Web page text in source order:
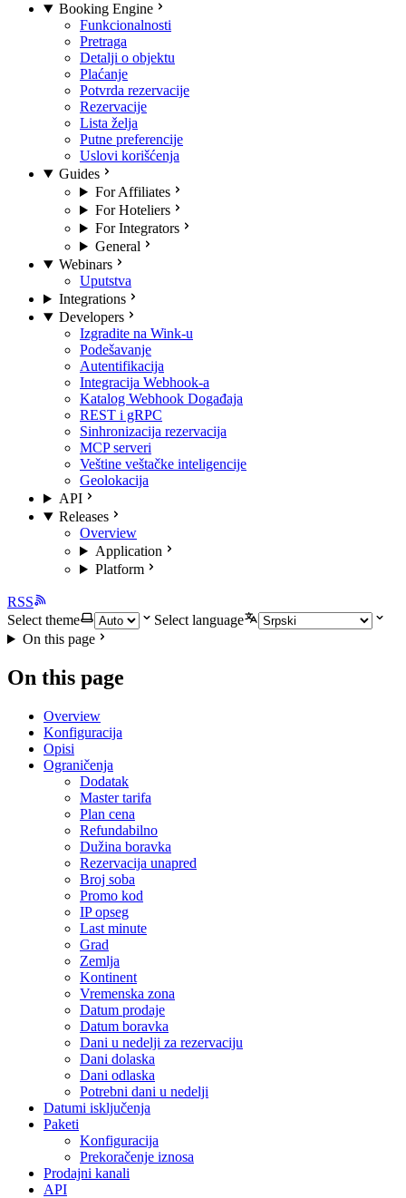
Booking Engine
Funkcionalnosti
Pretraga
Detalji o objektu
Plaćanje
Potvrda rezervacije
Rezervacije
Lista želja
Putne preferencije
Uslovi korišćenja
Guides
For Affiliates
For Hoteliers
For Integrators
General
Webinars
Uputstva
Integrations
Developers
Izgradite na Wink-u
Podešavanje
Autentifikacija
Integracija Webhook-a
Katalog Webhook Događaja
REST i gRPC
Sinhronizacija rezervacija
MCP serveri
Veštine veštačke inteligencije
Geolokacija
API
Releases
Overview
Application
Platform
RSS
Select theme
Select language
On this page
On this page
Overview
Konfiguracija
Opisi
Ograničenja
Dodatak
Master tarifa
Plan cena
Refundabilno
Dužina boravka
Rezervacija unapred
Broj soba
Promo kod
IP opseg
Last minute
Grad
Zemlja
Kontinent
Vremenska zona
Datum prodaje
Datum boravka
Dani u nedelji za rezervaciju
Dani dolaska
Dani odlaska
Potrebni dani u nedelji
Datumi isključenja
Paketi
Konfiguracija
Prekoračenje iznosa
Prodajni kanali
API